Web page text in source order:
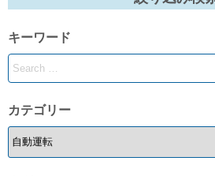
キーワード
カテゴリー